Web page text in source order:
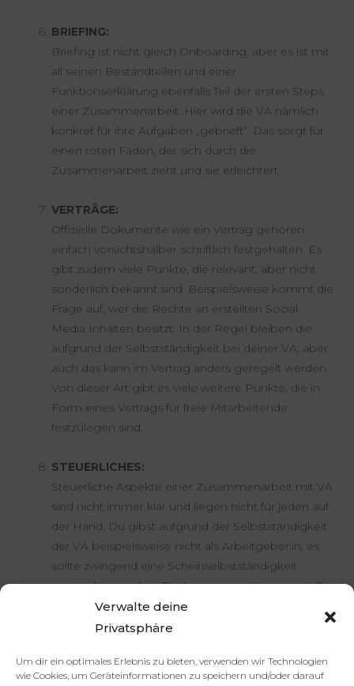
Verwalte deine
Privatsphäre
Um dir ein optimales Erlebnis zu bieten, verwenden wir Technologien
wie Cookies, um Geräteinformationen zu speichern und/oder darauf
BRIEFING:
Briefing ist nicht gleich Onboarding, aber es ist mit
all seinen Bestandteilen und einer
Funktionserklärung ebenfalls Teil der ersten Steps
einer Zusammenarbeit. Hier wird die VA nämlich
konkret für ihre Aufgaben „gebrieft“. Das sorgt für
einen roten Faden, der sich durch die
Zusammenarbeit zieht und sie erleichtert.
VERTRÄGE:
Offizielle Dokumente wie ein Vertrag gehören
einfach vorsichtshalber schriftlich festgehalten. Es
gibt zudem viele Punkte, die relevant, aber nicht
sonderlich bekannt sind. Beispielsweise kommt die
Frage auf, wer die Rechte an erstellten Social
Media Inhalten besitzt. In der Regel bleiben die
aufgrund der Selbstständigkeit bei deiner VA; aber
auch das kann im Vertrag anders geregelt werden.
Von dieser Art gibt es viele weitere Punkte, die in
Form eines Vertrags für freie Mitarbeitende
festzulegen sind.
STEUERLICHES:
Steuerliche Aspekte einer Zusammenarbeit mit VA
sind nicht immer klar und liegen nicht für jeden auf
der Hand. Du gibst aufgrund der Selbstständigkeit
der VA beispielsweise nicht als Arbeitgeber:in, es
sollte zwingend eine Scheinselbstständigkeit
vermieden werden, Rechnungen müssen gestellt
und auf steuerliche Registrierungen geachtet
werden… Leichtfertigkeit ist hier schlichtweg fehl